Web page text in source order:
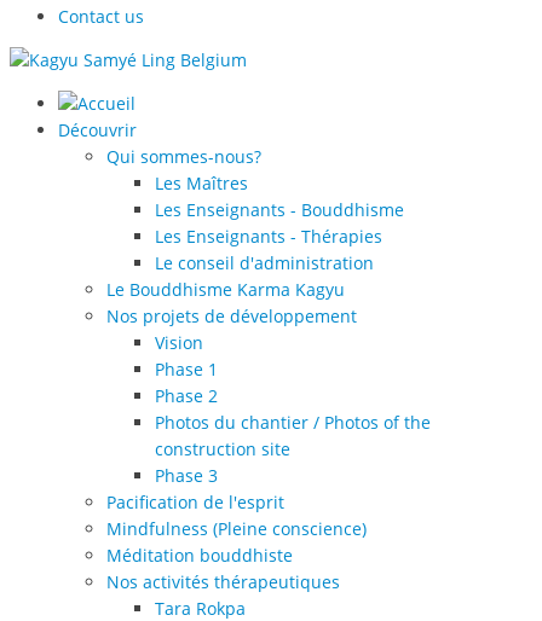
Contact us
Découvrir
Qui sommes-nous?
Les Maîtres
Les Enseignants - Bouddhisme
Les Enseignants - Thérapies
Le conseil d'administration
Le Bouddhisme Karma Kagyu
Nos projets de développement
Vision
Phase 1
Phase 2
Photos du chantier / Photos of the
construction site
Phase 3
Pacification de l'esprit
Mindfulness (Pleine conscience)
Méditation bouddhiste
Nos activités thérapeutiques
Tara Rokpa